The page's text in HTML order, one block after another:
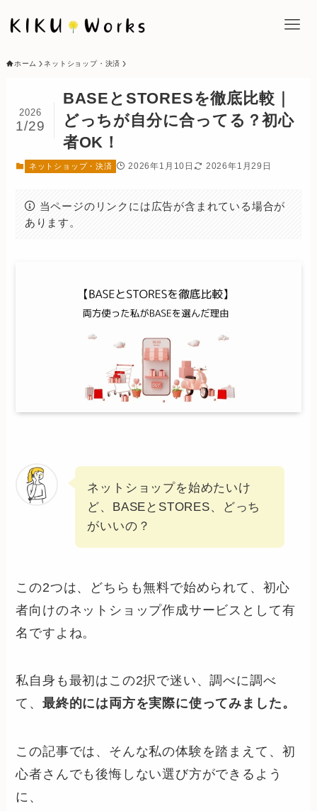
ホーム ネットショップ・決済
BASEとSTORESを徹底比較｜
どっちが自分に合ってる？初心
者OK！
2026
1/29
ネットショップ・決済 2026年1月10日 2026年1月29日
当ページのリンクには広告が含まれている場合が
あります。
ネットショップを始めたいけ
ど、BASEとSTORES、どっち
がいいの？
この2つは、どちらも無料で始められて、初心
者向けのネットショップ作成サービスとして有
名ですよね。
私自身も最初はこの2択で迷い、調べに調べ
て、最終的には両方を実際に使ってみました。
この記事では、そんな私の体験を踏まえて、初
心者さんでも後悔しない選び方ができるよう
に、